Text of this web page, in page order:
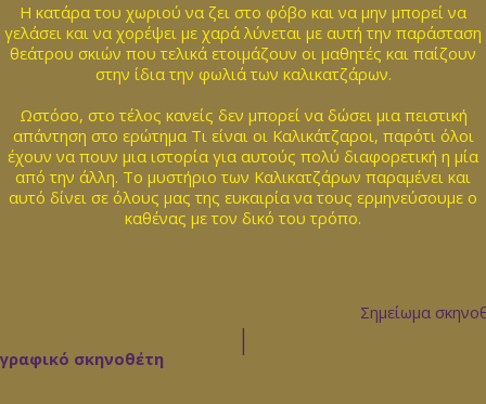
Η κατάρα του χωριού να ζει στο φόβο και να μην μπορεί να
γελάσει και να χορέψει με χαρά λύνεται με αυτή την παράσταση
θεάτρου σκιών που τελικά ετοιμάζουν οι μαθητές και παίζουν
στην ίδια την φωλιά των καλικατζάρων.
Ωστόσο, στο τέλος κανείς δεν μπορεί να δώσει μια πειστική
απάντηση στο ερώτημα Τι είναι οι Καλικάτζαροι, παρότι όλοι
έχουν να πουν μια ιστορία για αυτούς πολύ διαφορετική η μία
από την άλλη. Το μυστήριο των Καλικατζάρων παραμένει και
αυτό δίνει σε όλους μας της ευκαιρία να τους ερμηνεύσουμε ο
καθένας με τον δικό του τρόπο.
Σημείωμα
|
σκηνοθέτη